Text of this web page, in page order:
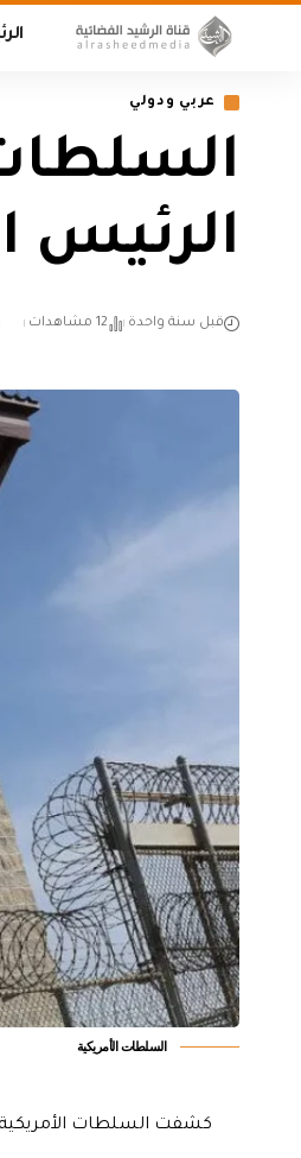
عربي ودولي
الرئيس
قبل سنة واحدة 12 مشاهدات
السلطات الأمريكية
كشفت السلطات الأمريكية